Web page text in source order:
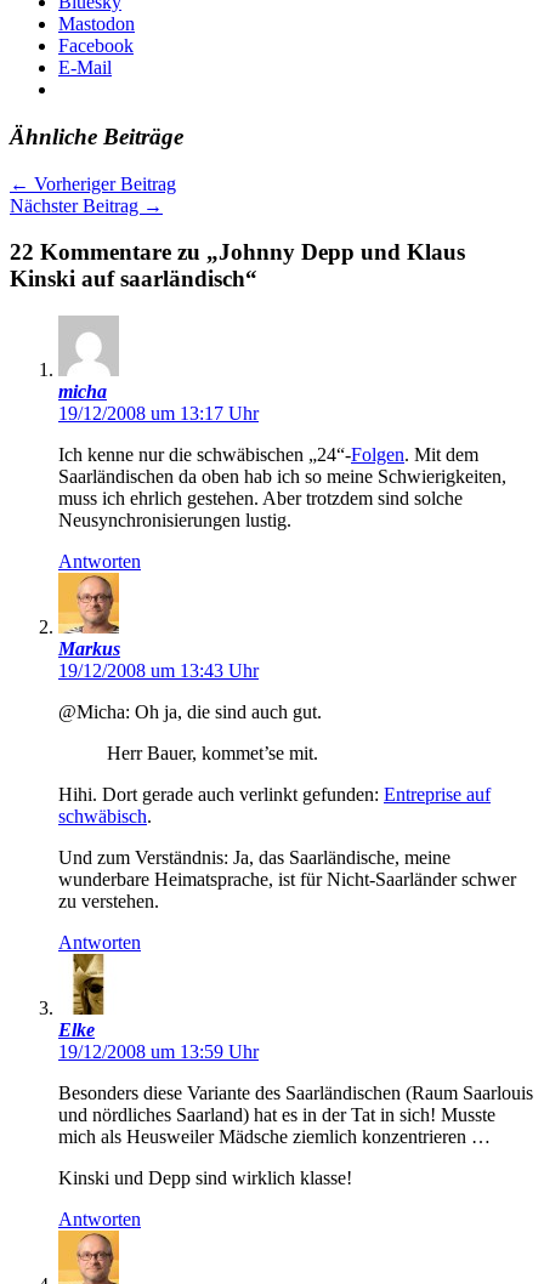
Mastodon
Facebook
E-Mail
Ähnliche Beiträge
← Vorheriger Beitrag
Nächster Beitrag →
22 Kommentare zu „Johnny Depp und Klaus
Kinski auf saarländisch“
micha
19/12/2008 um 13:17 Uhr
Ich kenne nur die schwäbischen „24“-Folgen. Mit dem
Saarländischen da oben hab ich so meine Schwierigkeiten,
muss ich ehrlich gestehen. Aber trotzdem sind solche
Neusynchronisierungen lustig.
Antworten
Markus
19/12/2008 um 13:43 Uhr
@Micha: Oh ja, die sind auch gut.
Herr Bauer, kommet’se mit.
Hihi. Dort gerade auch verlinkt gefunden: Entreprise auf
schwäbisch.
Und zum Verständnis: Ja, das Saarländische, meine
wunderbare Heimatsprache, ist für Nicht-Saarländer schwer
zu verstehen.
Antworten
Elke
19/12/2008 um 13:59 Uhr
Besonders diese Variante des Saarländischen (Raum Saarlouis
und nördliches Saarland) hat es in der Tat in sich! Musste
mich als Heusweiler Mädsche ziemlich konzentrieren …
Kinski und Depp sind wirklich klasse!
Antworten